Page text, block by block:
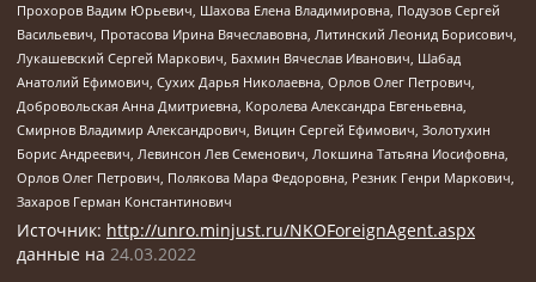
Прохоров Вадим Юрьевич, Шахова Елена Владимировна, Подузов Сергей
Васильевич, Протасова Ирина Вячеславовна, Литинский Леонид Борисович,
Лукашевский Сергей Маркович, Бахмин Вячеслав Иванович, Шабад
Анатолий Ефимович, Сухих Дарья Николаевна, Орлов Олег Петрович,
Добровольская Анна Дмитриевна, Королева Александра Евгеньевна,
Смирнов Владимир Александрович, Вицин Сергей Ефимович, Золотухин
Борис Андреевич, Левинсон Лев Семенович, Локшина Татьяна Иосифовна,
Орлов Олег Петрович, Полякова Мара Федоровна, Резник Генри Маркович,
Захаров Герман Константинович
Источник: http://unro.minjust.ru/NKOForeignAgent.aspx
данные на 24.03.2022